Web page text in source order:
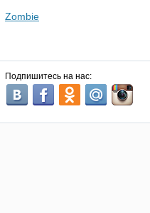
Zombie
Подпишитесь на нас: